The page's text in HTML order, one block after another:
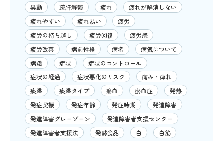
異動
疏肝解鬱 疲れ
疲れが解消しない
疲れやすい
疲れ易い
疲労
疲労の持ち越し
疲労回復
疲労感
疲労改善
病前性格 病名
病気について
病識
症状
症状のコントロール
症状の経過
症状悪化のリスク
痛み・痺れ
痰湿
痰湿タイプ 瘀血 瘀血症
発熱
発症契機
発症年齢 発症時期
発達障害
発達障害グレーゾーン
発達障害者支援センター
発達障害者支援法
発酵食品 白
白筋